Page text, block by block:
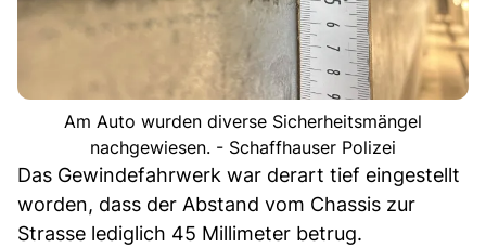
Am Auto wurden diverse Sicherheitsmängel
nachgewiesen. - Schaffhauser Polizei
Das Gewindefahrwerk war derart tief eingestellt
worden, dass der Abstand vom Chassis zur
Strasse lediglich 45 Millimeter betrug.